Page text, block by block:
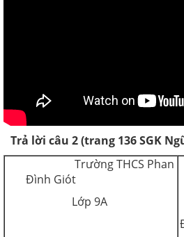
Trả lời câu 2 (trang 136 SGK
Trường THCS Phan
Đình Giót
Lớp 9A